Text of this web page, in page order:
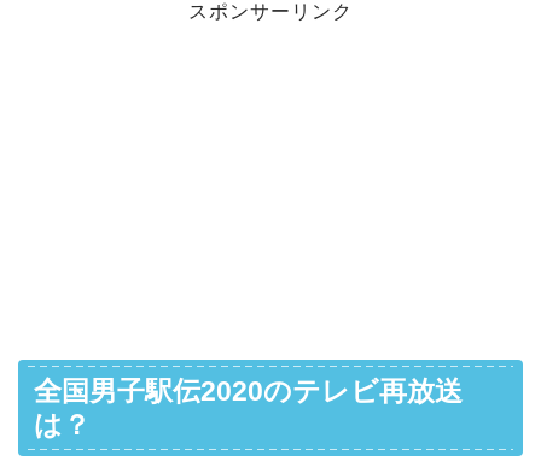
スポンサーリンク
全国男子駅伝2020のテレビ再放送
は？